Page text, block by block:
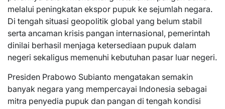
melalui peningkatan ekspor pupuk ke sejumlah negara.
Di tengah situasi geopolitik global yang belum stabil
serta ancaman krisis pangan internasional, pemerintah
dinilai berhasil menjaga ketersediaan pupuk dalam
negeri sekaligus memenuhi kebutuhan pasar luar negeri.
Presiden Prabowo Subianto mengatakan semakin
banyak negara yang mempercayai Indonesia sebagai
mitra penyedia pupuk dan pangan di tengah kondisi